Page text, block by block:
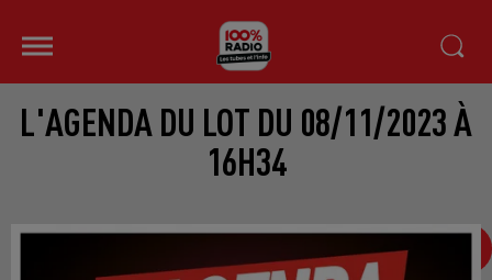
L'AGENDA DU LOT DU 08/11/2023 À
16H34